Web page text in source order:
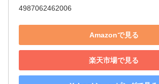
4987062462006
Amazonで見る
楽天市場で見る